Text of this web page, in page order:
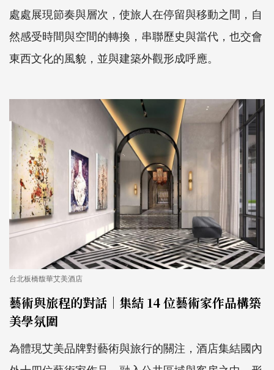
處處展現節奏與層次，使旅人在停留與移動之間，自
然感受時間與空間的轉換，串聯歷史與當代，也交會
東西文化的風貌，並與建築外觀形成呼應。
台北板橋馥華艾美酒店
藝術與旅程的對話｜集結 14 位藝術家作品構築
美學氛圍
為體現艾美品牌對藝術與旅行的關注，酒店集結國內